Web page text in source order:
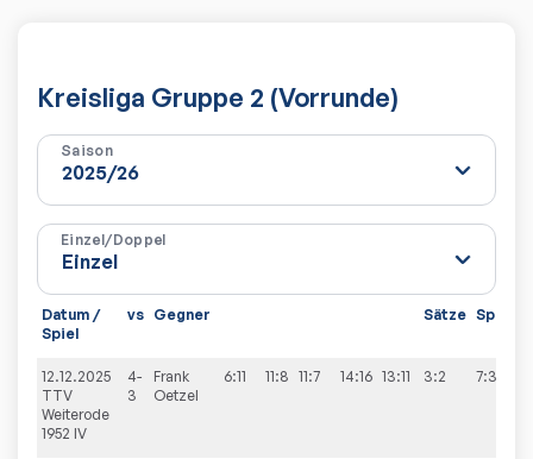
Kreisliga Gruppe 2 (Vorrunde)
Saison
Einzel/Doppel
Datum /
Spiel
vs Gegner Sätze Spiele
12.12.2025
TTV
Weiterode
1952 IV
4-
3
Frank
Oetzel
6:11 11:8 11:7 14:16 13:11 3:2 7:3